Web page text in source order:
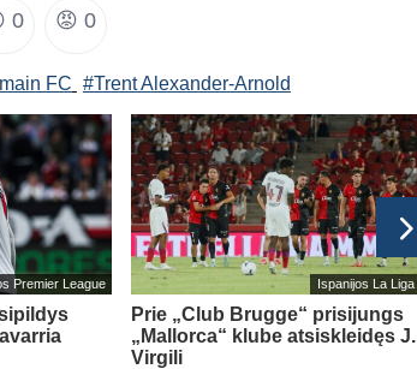
0 😡 0
FC #Trent Alexander-Arnold
Premier League Ispanijos La Liga
Prie „Club Brugge“ prisijungs
„Mallorca“ klube atsiskleidęs J.
Virgili